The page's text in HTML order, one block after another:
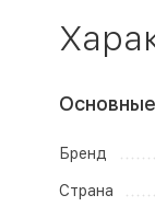
Основные
Бренд
Страна